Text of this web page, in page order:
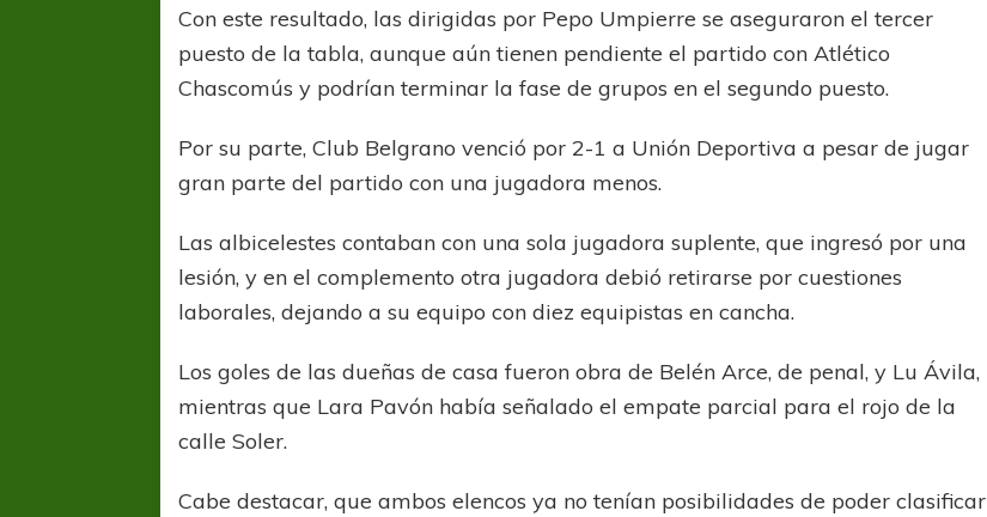
Con este resultado, las dirigidas por Pepo Umpierre se aseguraron el tercer
puesto de la tabla, aunque aún tienen pendiente el partido con Atlético
Chascomús y podrían terminar la fase de grupos en el segundo puesto.
Por su parte, Club Belgrano venció por 2-1 a Unión Deportiva a pesar de jugar
gran parte del partido con una jugadora menos.
Las albicelestes contaban con una sola jugadora suplente, que ingresó por una
lesión, y en el complemento otra jugadora debió retirarse por cuestiones
laborales, dejando a su equipo con diez equipistas en cancha.
Los goles de las dueñas de casa fueron obra de Belén Arce, de penal, y Lu Ávila,
mientras que Lara Pavón había señalado el empate parcial para el rojo de la
calle Soler.
Cabe destacar, que ambos elencos ya no tenían posibilidades de poder clasificar